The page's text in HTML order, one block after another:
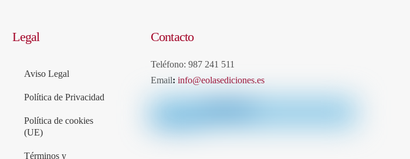
Legal
Aviso Legal
Política de Privacidad
Política de cookies
(UE)
Términos y
Contacto
Teléfono: 987 241 511
Email: info@eolasediciones.es